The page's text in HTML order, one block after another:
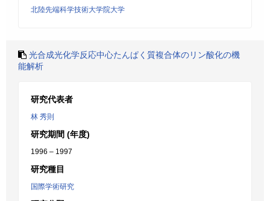
北陸先端科学技術大学院大学
光合成光化学反応中心たんぱく質複合体のリン酸化の機
能解析
研究代表者
林 秀則
研究期間 (年度)
1996 – 1997
研究種目
国際学術研究